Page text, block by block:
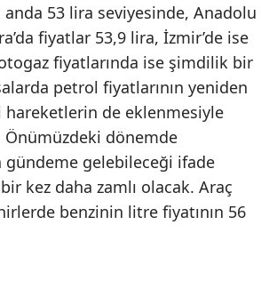
53 lira seviyesinde, Anadolu
fiyatlar 53,9 lira, İzmir’de ise
fiyatlarında ise şimdilik bir
petrol fiyatlarının yeniden
de eklenmesiyle
Önümüzdeki dönemde
gündeme gelebileceği ifade
kez daha zamlı olacak. Araç
benzinin litre fiyatının 56